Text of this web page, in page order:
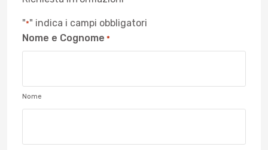
"*" indica i campi obbligatori
Nome e Cognome *
Nome